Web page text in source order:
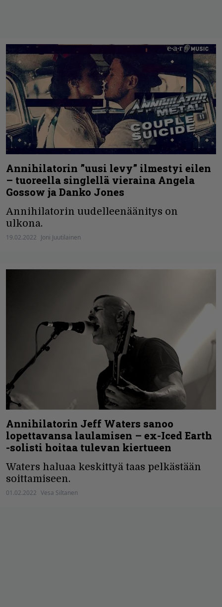
Annihilatorin ”uusi levy” ilmestyi eilen
– tuoreella singlellä vieraina Angela
Gossow ja Danko Jones
Annihilatorin uudelleenäänitys on
ulkona.
19.02.2022 Joni Juutilainen
Annihilatorin Jeff Waters sanoo
lopettavansa laulamisen – ex-Iced Earth
-solisti hoitaa tulevan kiertueen
Waters haluaa keskittyä taas pelkästään
soittamiseen.
01.02.2022 Vesa Siltanen